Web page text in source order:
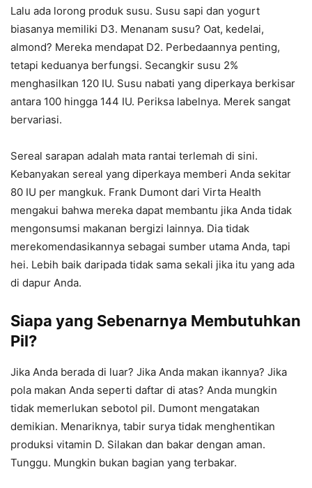
Lalu ada lorong produk susu. Susu sapi dan yogurt
biasanya memiliki D3. Menanam susu? Oat, kedelai,
almond? Mereka mendapat D2. Perbedaannya penting,
tetapi keduanya berfungsi. Secangkir susu 2%
menghasilkan 120 IU. Susu nabati yang diperkaya berkisar
antara 100 hingga 144 IU. Periksa labelnya. Merek sangat
bervariasi.
Sereal sarapan adalah mata rantai terlemah di sini.
Kebanyakan sereal yang diperkaya memberi Anda sekitar
80 IU per mangkuk. Frank Dumont dari Virta Health
mengakui bahwa mereka dapat membantu jika Anda tidak
mengonsumsi makanan bergizi lainnya. Dia tidak
merekomendasikannya sebagai sumber utama Anda, tapi
hei. Lebih baik daripada tidak sama sekali jika itu yang ada
di dapur Anda.
Siapa yang Sebenarnya Membutuhkan
Pil?
Jika Anda berada di luar? Jika Anda makan ikannya? Jika
pola makan Anda seperti daftar di atas? Anda mungkin
tidak memerlukan sebotol pil. Dumont mengatakan
demikian. Menariknya, tabir surya tidak menghentikan
produksi vitamin D. Silakan dan bakar dengan aman.
Tunggu. Mungkin bukan bagian yang terbakar.